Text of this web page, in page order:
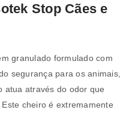
Stop Cães e
granulado formulado com
segurança para os animais,
atua através do odor que
cheiro é extremamente